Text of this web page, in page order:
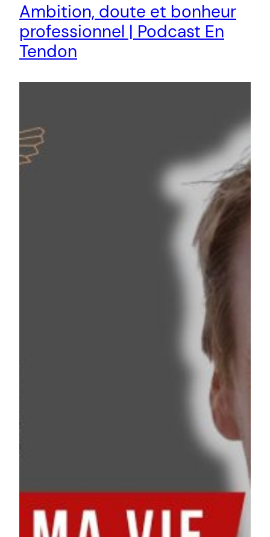
Ambition, doute et bonheur
professionnel | Podcast En
Tendon